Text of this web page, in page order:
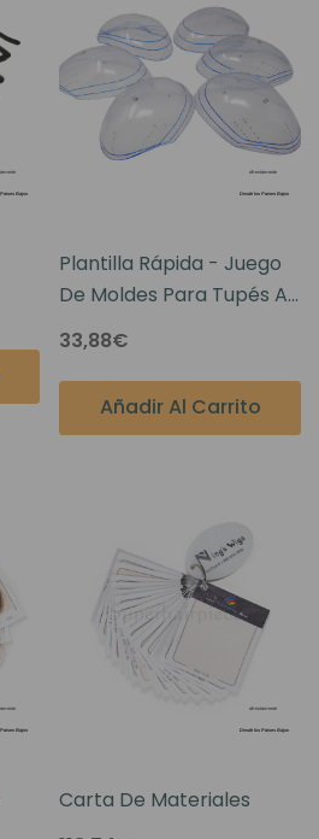
Plantilla Rápida - Juego
De Moldes Para Tupés A
Medida Para Ahorrar
Tiempo
33,88€
Añadir Al Carrito
Carta De Materiales